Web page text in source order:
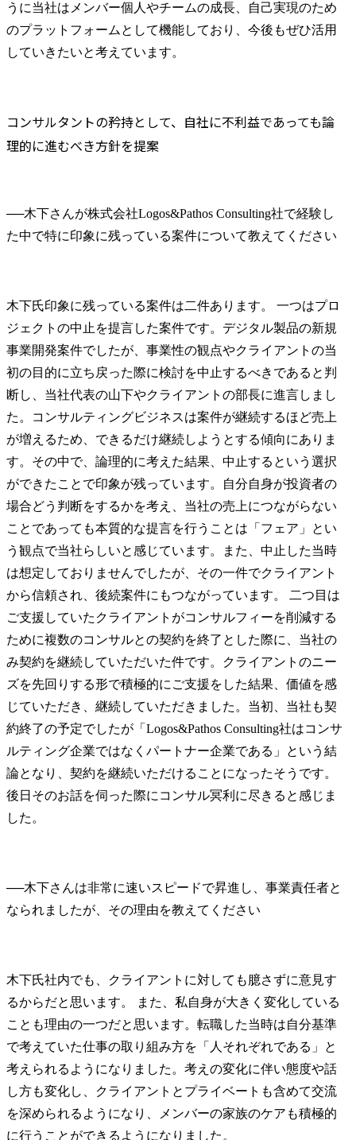
うに当社はメンバー個人やチームの成長、自己実現のため
のプラットフォームとして機能しており、今後もぜひ活用
していきたいと考えています。
コンサルタントの矜持として、自社に不利益であっても論
理的に進むべき方針を提案
──木下さんが株式会社Logos&Pathos Consulting社で経験し
木下氏印象に残っている案件は二件あります。 一つはプロ
ジェクトの中止を提言した案件です。デジタル製品の新規
事業開発案件でしたが、事業性の観点やクライアントの当
初の目的に立ち戻った際に検討を中止するべきであると判
断し、当社代表の山下やクライアントの部長に進言しまし
た。コンサルティングビジネスは案件が継続するほど売上
が増えるため、できるだけ継続しようとする傾向にありま
す。その中で、論理的に考えた結果、中止するという選択
ができたことで印象が残っています。自分自身が投資者の
場合どう判断をするかを考え、当社の売上につながらない
ことであっても本質的な提言を行うことは「フェア」とい
う観点で当社らしいと感じています。また、中止した当時
は想定しておりませんでしたが、その一件でクライアント
から信頼され、後続案件にもつながっています。 二つ目は
ご支援していたクライアントがコンサルフィーを削減する
ために複数のコンサルとの契約を終了とした際に、当社の
み契約を継続していただいた件です。クライアントのニー
ズを先回りする形で積極的にご支援をした結果、価値を感
じていただき、継続していただきました。当初、当社も契
約終了の予定でしたが「Logos&Pathos Consulting社はコンサ
ルティング企業ではなくパートナー企業である」という結
論となり、契約を継続いただけることになったそうです。
後日そのお話を伺った際にコンサル冥利に尽きると感じま
した。
──木下さんは非常に速いスピードで昇進し、事業責任者と
木下氏社内でも、クライアントに対しても臆さずに意見す
るからだと思います。 また、私自身が大きく変化している
ことも理由の一つだと思います。転職した当時は自分基準
で考えていた仕事の取り組み方を「人それぞれである」と
考えられるようになりました。考えの変化に伴い態度や話
し方も変化し、クライアントとプライベートも含めて交流
を深められるようになり、メンバーの家族のケアも積極的
に行うことができるようになりました。